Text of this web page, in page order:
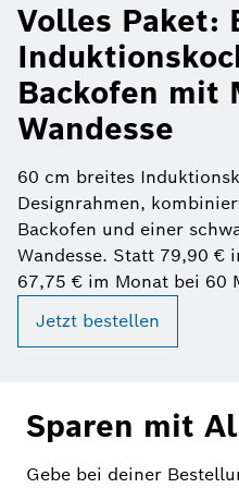
Volles Paket:
Backofen mit
Wandesse
60 cm breites
Designrahmen,
Backofen und einer
Wandesse. Statt 79,90 €
67,75 € im Monat bei 60
Jetzt bestellen
Sparen mit
Gebe bei deiner